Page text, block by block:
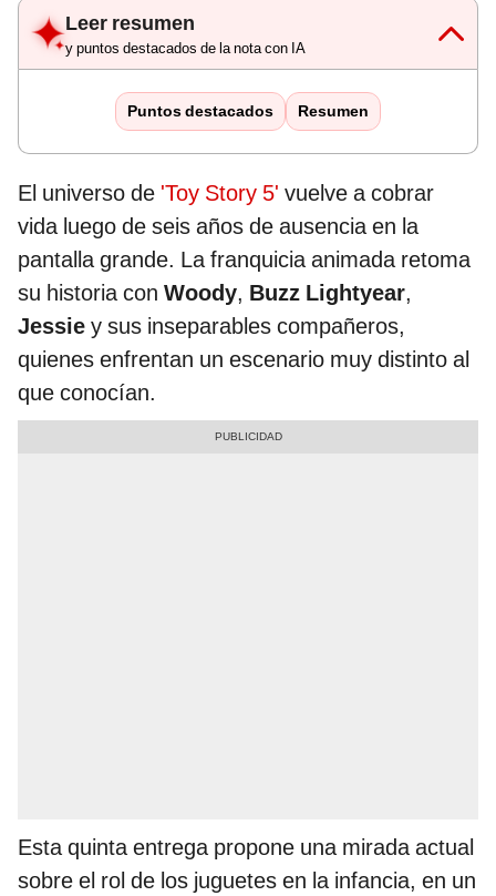
Leer resumen
y puntos destacados de la nota con IA
Puntos destacados Resumen
El universo de 'Toy Story 5' vuelve a cobrar
vida luego de seis años de ausencia en la
pantalla grande. La franquicia animada retoma
su historia con Woody, Buzz Lightyear,
Jessie y sus inseparables compañeros,
quienes enfrentan un escenario muy distinto al
que conocían.
Esta quinta entrega propone una mirada actual
sobre el rol de los juguetes en la infancia, en un